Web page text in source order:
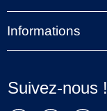
Informations
Suivez-nous !